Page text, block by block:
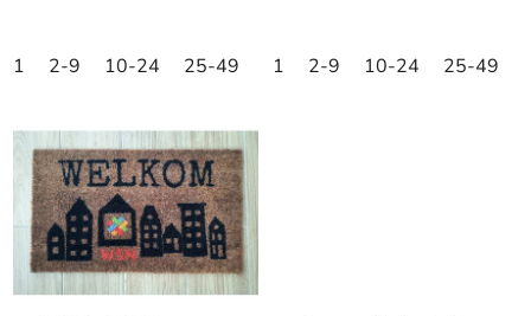
1 2-9 10-24 25-49 50-99 100-249 250-499
1 2-9 10-24 25-49